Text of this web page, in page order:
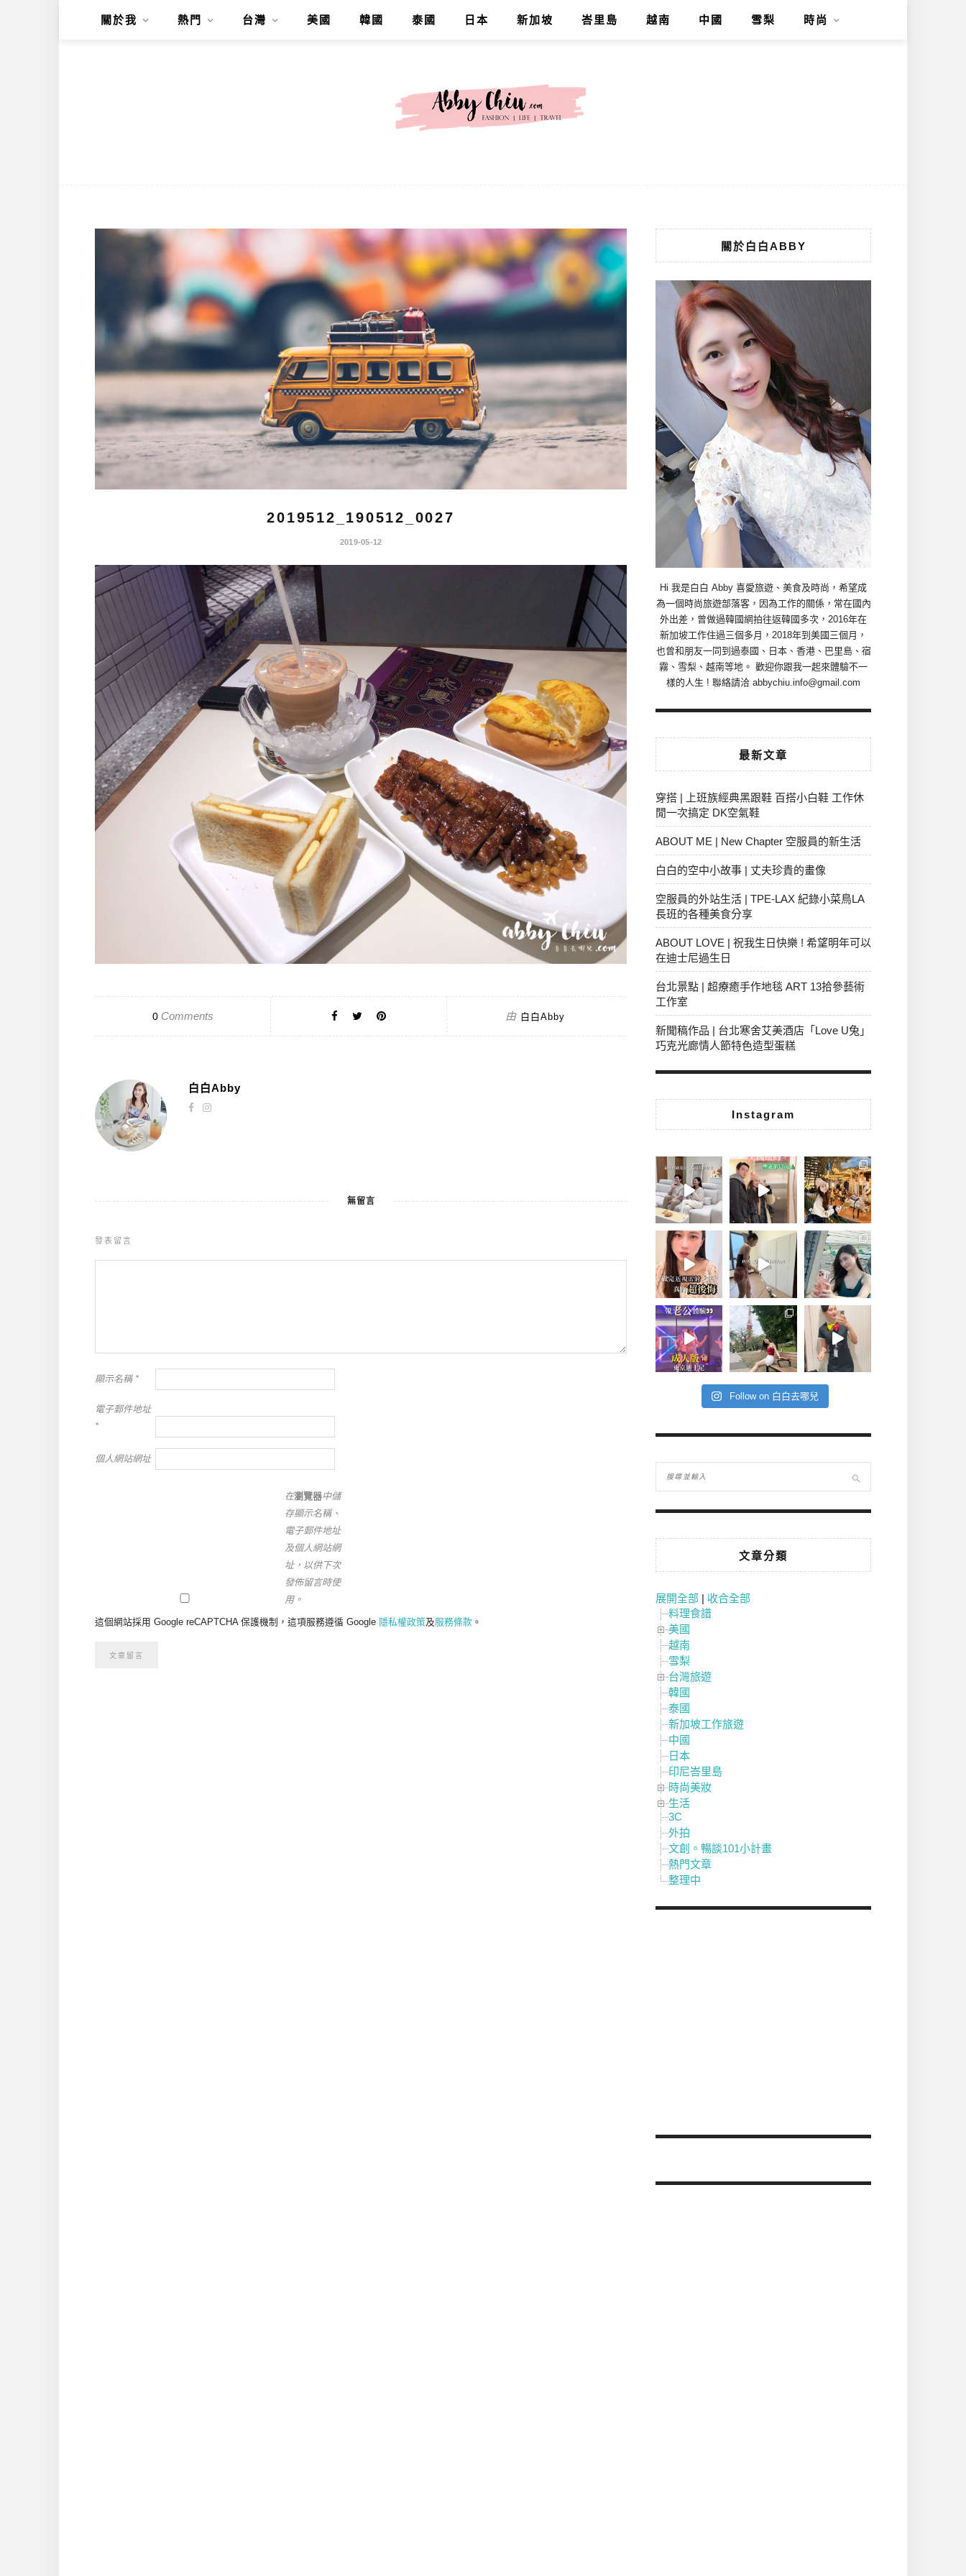
關於我 熱門 台灣 美國 韓國 泰國 日本 新加坡 峇里島 越南 中國 雪梨 時尚
2019512_190512_0027
2019-05-12
0Comments 由 白白Abby
白白Abby
無留言
發表留言
顯示名稱 *
電子郵件地址
*
個人網站網址
在瀏覽器中儲
存顯示名稱、
電子郵件地址
及個人網站網
址，以供下次
發佈留言時使
用。
這個網站採用 Google reCAPTCHA 保護機制，這項服務遵循 Google 隱私權政策及服務條款 。
關於白白ABBY
Hi 我是白白 Abby 喜愛旅遊、美食及時尚，希望成
為一個時尚旅遊部落客，因為工作的關係，常在國內
外出差，曾做過韓國網拍往返韓國多次，2016年在
新加坡工作住過三個多月，2018年到美國三個月，
也曾和朋友一同到過泰國、日本、香港、巴里島、宿
霧、雪梨、越南等地。 歡迎你跟我一起來體驗不一
樣的人生 ! 聯絡請洽 abbychiu.info@gmail.com
最新文章
穿搭 | 上班族經典黑跟鞋 百搭小白鞋 工作休
閒一次搞定 DK空氣鞋
ABOUT ME | New Chapter 空服員的新生活
白白的空中小故事 | 丈夫珍貴的畫像
空服員的外站生活 | TPE-LAX 紀錄小菜鳥LA
長班的各種美食分享
ABOUT LOVE | 祝我生日快樂 ! 希望明年可以
在迪士尼過生日
台北景點 | 超療癒手作地毯 ART 13拾參藝術
工作室
新聞稿作品 | 台北寒舍艾美酒店「Love U兔」
巧克光廊情人節特色造型蛋糕
Instagram
Follow on 白白去哪兒
文章分類
展開全部 | 收合全部
料理食譜
美國
越南
雪梨
台灣旅遊
韓國
泰國
新加坡工作旅遊
中國
日本
印尼峇里島
時尚美妝
生活
3C
外拍
文創。暢談101小計畫
熱門文章
整理中